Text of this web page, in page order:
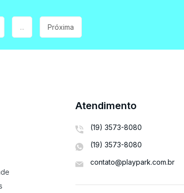
... Próxima
Atendimento
(19) 3573-8080
(19) 3573-8080
contato@playpark.com.br